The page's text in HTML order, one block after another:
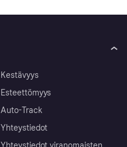
Kestävyys
Esteettömyys
Auto-Track
Yhteystiedot